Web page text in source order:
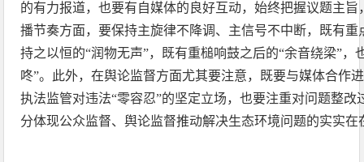
的有力报道，也要有自媒体的良好互动，始终把握议题主
播节奏方面，要保持主旋律不降调、主信号不中断，既有重
持之以恒的“润物无声”，既有重槌响鼓之后的“余音绕梁”，
咚”。此外，在舆论监督方面尤其要注意，既要与媒体合作
执法监管对违法“零容忍”的坚定立场，也要注重对问题整改
分体现公众监督、舆论监督推动解决生态环境问题的实实在